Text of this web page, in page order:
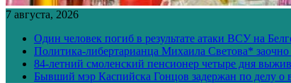
7 августа, 2026
Один человек погиб в результате атаки ВСУ на
Политика-либертарианца Михаила Светова* заочно
84-летний смоленский пенсионер четыре дня
Бывший мэр Каспийска Гонцов задержан по делу о